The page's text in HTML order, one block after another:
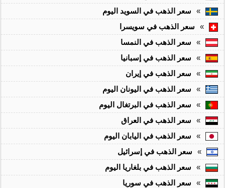
»
سعر الذهب في السويد اليوم
»
سعر الذهب في سويسرا
»
سعر الذهب في النمسا
»
سعر الذهب في إسبانيا
»
سعر الذهب في إيران
»
سعر الذهب في اليونان اليوم
»
سعر الذهب في البرتغال اليوم
»
سعر الذهب في العراق
»
سعر الذهب في اليابان اليوم
»
سعر الذهب في إسرائيل
»
سعر الذهب في بلغاريا اليوم
»
سعر الذهب في سوريا